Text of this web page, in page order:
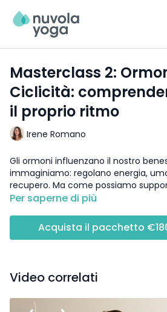
Masterclass 2:
Ciclicità:
il proprio ritmo
Irene Romano
Gli ormoni influenzano il nostro
immaginiamo: regolano energia,
recupero. Ma come possiamo
ormonale attraverso lo yoga e lo stile
In questa live scopriremo:
✅ Come riequilibrare corpo e mente
Per saperne di più
Acquista il pacchetto
Video correlati